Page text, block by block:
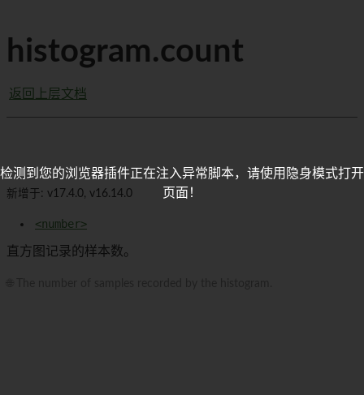
histogram.count
返回上层文档
新增于: v17.4.0, v16.14.0
<number>
直方图记录的样本数。
检测到您的浏览器插件正在注入异常脚本，请使用隐身模式打开
页面！